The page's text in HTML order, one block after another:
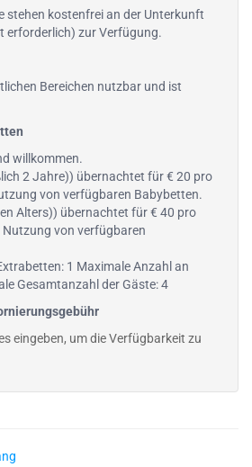
stehen kostenfrei an der Unterkunft
erforderlich) zur Verfügung.
Bereichen nutzbar und ist
willkommen.
2 Jahre)) übernachtet für € 20 pro
von verfügbaren Babybetten.
Alters)) übernachtet für € 40 pro
Nutzung von verfügbaren
1 Maximale Anzahl an
Gesamtanzahl der Gäste: 4
eingeben, um die Verfügbarkeit zu